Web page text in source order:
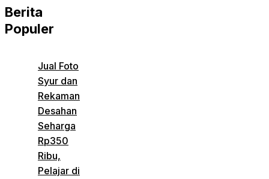
Berita
Populer
Jual Foto
Syur dan
Rekaman
Desahan
Seharga
Rp350
Ribu,
Pelajar di